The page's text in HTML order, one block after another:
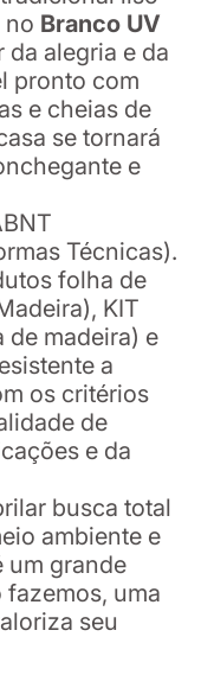
no Branco UV
da alegria e da
pronto com
e cheias de
se tornará
e
Técnicas).
folha de
KIT
de madeira) e
a
os critérios
de
e da
busca total
ambiente e
um grande
uma
seu